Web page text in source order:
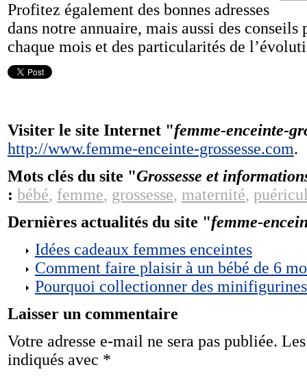
Profitez également des bonnes adresses
dans notre annuaire, mais aussi des conseils
chaque mois et des particularités de
Visiter le site Internet "femme-enceinte-
http://www.femme-enceinte-grossesse.com.
Mots clés du site "Grossesse et
: bébé, femme, grossesse, maternité,
Dernières actualités du site "femme-
Idées cadeaux femmes enceintes
Comment faire plaisir à un bébé de 6
Pourquoi collectionner des
Laisser un commentaire
Votre adresse e-mail ne sera pas publiée.
indiqués avec *